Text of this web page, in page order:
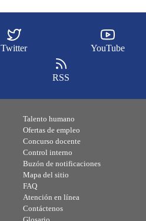
Twitter YouTube
RSS
Talento humano
Ofertas de empleo
Concurso docente
Control interno
Buzón de notificaciones
Mapa del sitio
FAQ
Atención en línea
Contáctenos